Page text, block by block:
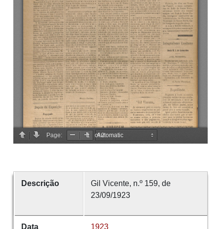
Descrição
Gil Vicente, n.º 159, de
23/09/1923
Data 1923